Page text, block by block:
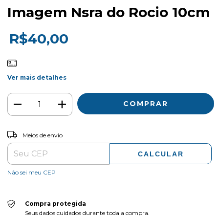
Imagem Nsra do Rocio 10cm
R$40,00
Ver mais detalhes
Entregas para o CEP:
Meios de envio
CALCULAR
Não sei meu CEP
Compra protegida
Seus dados cuidados durante toda a compra.